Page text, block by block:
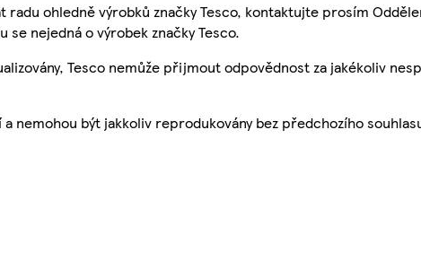
ohledně výrobků značky Tesco, kontaktujte prosím
se nejedná o výrobek značky Tesco.
Tesco nemůže přijmout odpovědnost za jakékoliv
nemohou být jakkoliv reprodukovány bez předchozího